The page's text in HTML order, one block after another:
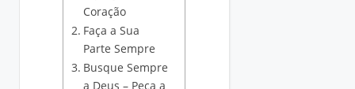
Coração
Faça a Sua
Parte Sempre
Busque Sempre
a Deus – Peça a